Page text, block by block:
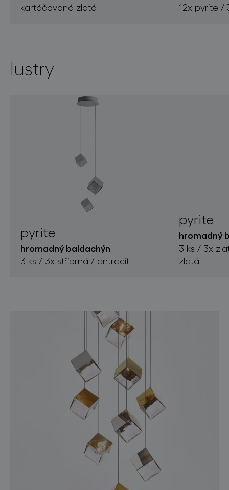
kartáčovaná zlatá
12x pyrite /
lustry
pyrite
hromadný baldachýn
3 ks / 3x stříbrná / antracit
pyrite
hromadný
3 ks / 3x
zlatá